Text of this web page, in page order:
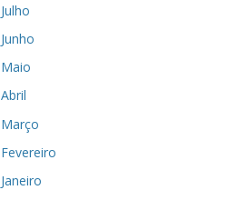
Julho
Junho
Maio
Abril
Março
Fevereiro
Janeiro